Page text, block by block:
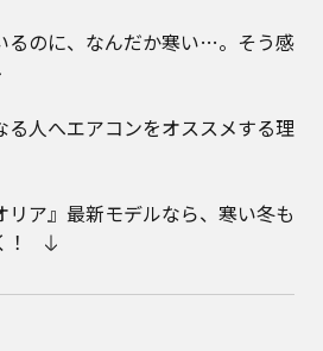
るのに、なんだか寒い…。そう感
る人へエアコンをオススメする理
リア』最新モデルなら、寒い冬も